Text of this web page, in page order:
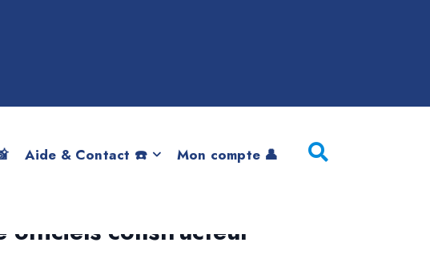
Aide & Contact ☎️ Mon compte 👤
officiels constructeur